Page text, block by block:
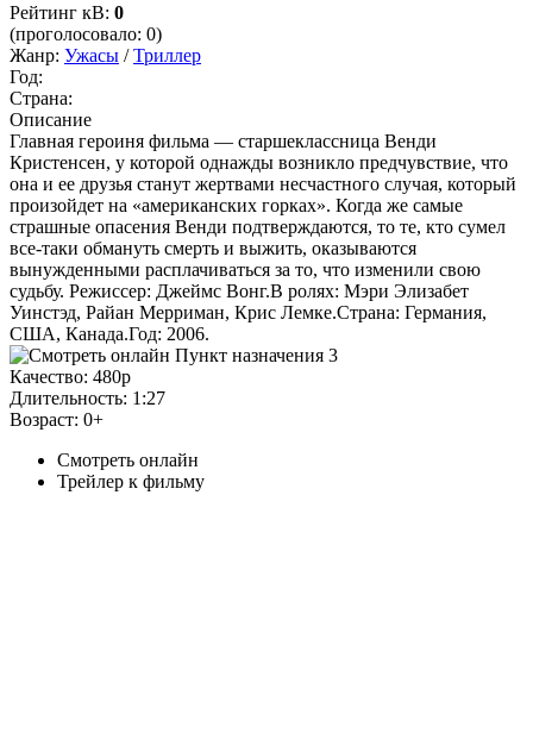
Рейтинг кВ: 0
(проголосовало: 0)
Жанр: Ужасы /Триллер
Год:
Страна:
Описание
Главная героиня фильма — старшеклассница Венди
Кристенсен, у которой однажды возникло предчувствие, что
она и ее друзья станут жертвами несчастного случая, который
произойдет на «американских горках». Когда же самые
страшные опасения Венди подтверждаются, то те, кто сумел
все-таки обмануть смерть и выжить, оказываются
вынужденными расплачиваться за то, что изменили свою
судьбу. Режиссер: Джеймс Вонг.В ролях: Мэри Элизабет
Уинстэд, Райан Мерриман, Крис Лемке.Страна: Германия,
США, Канада.Год: 2006.
Качество: 480p
Длительность: 1:27
Возраст: 0+
Смотреть онлайн
Трейлер к фильму